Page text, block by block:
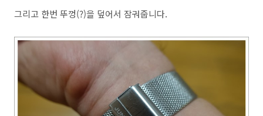
그리고 한번 뚜껑(?)을 덮어서 잠궈줍니다.